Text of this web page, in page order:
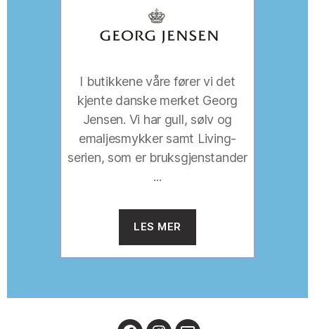
I butikkene våre fører vi det
kjente danske merket Georg
Jensen. Vi har gull, sølv og
emaljesmykker samt Living-
serien, som er bruksgjenstander
...
LES MER